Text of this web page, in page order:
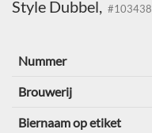
Style Dubbel, #103438
Nummer
Brouwerij
Biernaam op etiket